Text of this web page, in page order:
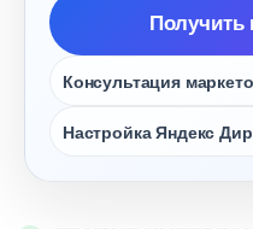
Получить
Консультация
Настройка Яндекс